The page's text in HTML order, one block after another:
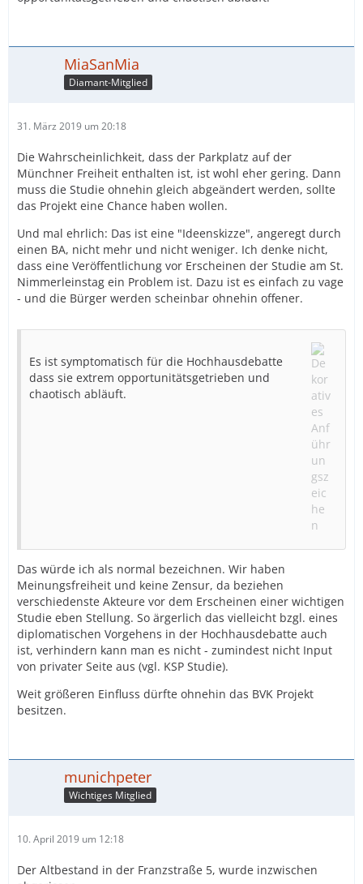
MiaSanMia
Diamant-Mitglied
31. März 2019 um 20:18
Die Wahrscheinlichkeit, dass der Parkplatz auf der
Münchner Freiheit enthalten ist, ist wohl eher gering. Dann
muss die Studie ohnehin gleich abgeändert werden, sollte
das Projekt eine Chance haben wollen.
Und mal ehrlich: Das ist eine "Ideenskizze", angeregt durch
einen BA, nicht mehr und nicht weniger. Ich denke nicht,
dass eine Veröffentlichung vor Erscheinen der Studie am St.
Nimmerleinstag ein Problem ist. Dazu ist es einfach zu vage
- und die Bürger werden scheinbar ohnehin offener.
Es ist symptomatisch für die Hochhausdebatte
dass sie extrem opportunitätsgetrieben und
chaotisch abläuft.
Das würde ich als normal bezeichnen. Wir haben
Meinungsfreiheit und keine Zensur, da beziehen
verschiedenste Akteure vor dem Erscheinen einer wichtigen
Studie eben Stellung. So ärgerlich das vielleicht bzgl. eines
diplomatischen Vorgehens in der Hochhausdebatte auch
ist, verhindern kann man es nicht - zumindest nicht Input
von privater Seite aus (vgl. KSP Studie).
Weit größeren Einfluss dürfte ohnehin das BVK Projekt
besitzen.
munichpeter
Wichtiges Mitglied
10. April 2019 um 12:18
Der Altbestand in der Franzstraße 5, wurde inzwischen